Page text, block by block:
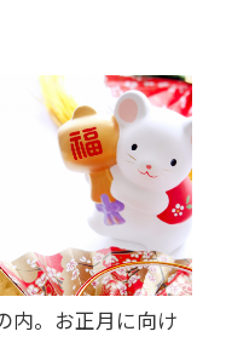
内。お正月に向け